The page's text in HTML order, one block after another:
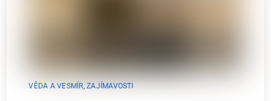
VĚDA A VESMÍR,ZAJÍMAVOSTI